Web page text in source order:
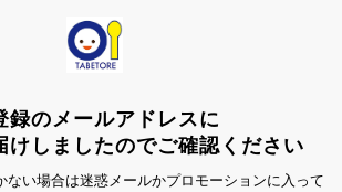
録のメールアドレスに
けしましたのでご確認ください
ない場合は迷惑メールかプロモーションに入って